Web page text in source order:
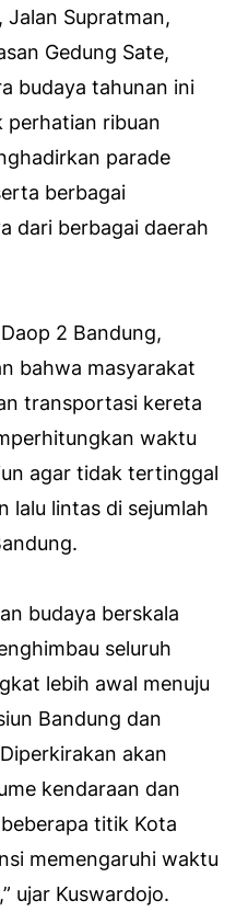
Supratman,
Gedung Sate,
budaya tahunan ini
perhatian ribuan
parade
berbagai
dari berbagai daerah
2 Bandung,
bahwa masyarakat
transportasi kereta
waktu
agar tidak tertinggal
lalu lintas di sejumlah
budaya berskala
seluruh
lebih awal menuju
Bandung dan
akan
kendaraan dan
titik Kota
memengaruhi waktu
ujar Kuswardojo.